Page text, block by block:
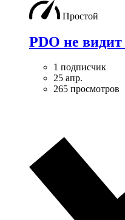
Простой
PDO не
1 подписчик
25 апр.
265 просмотров